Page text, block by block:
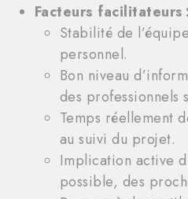
Facteurs facilitateurs :
Stabilité de
personnel.
Bon niveau
des professionnels
Temps réellement
au suivi du projet.
Implication active
possible, des